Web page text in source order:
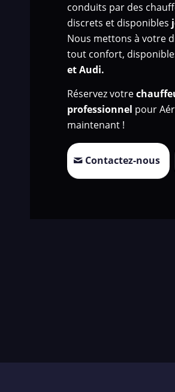
conduits par des
discrets et disponibles
Nous mettons à votre
tout confort,
et Audi.
Réservez votre
professionnel pour
maintenant !
Contactez-nous